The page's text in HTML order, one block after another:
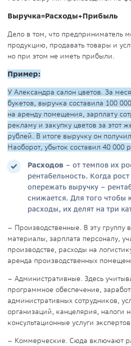
Выручка=Расходы+Прибыль
Дело в том, что предприниматель
продукцию, продавать товары и
но при этом не иметь прибыли.
Пример:
У Александра салон цветов. За
букетов, выручка составила 100
на аренду помещения, зарплату
рекламу и закупку цветов за этот
рублей. В итоге выручку он
Наоборот, убыток составил 40 000
Расходов – от темпов их
рентабельность. Когда
опережать выручку –
снижается. Для того чтобы
расходы, их делят на три
– Производственные. В эту группу
материалы, зарплата персоналу,
производстве, расходы на
аренда производственных
– Административные. Здесь
программное обеспечение,
административных сотрудников,
организаций, канцелярия, налоги
консультационные услуги
– Коммерческие. Сюда включают